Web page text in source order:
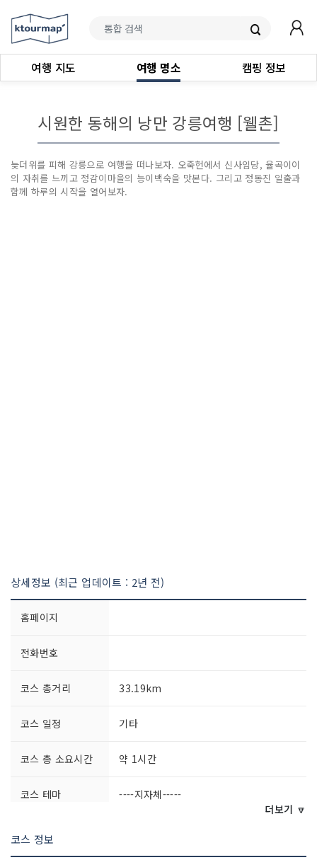
여행 지도 여행 명소 캠핑 정보
시원한 동해의 낭만 강릉여행 [웰촌]
늦더위를 피해 강릉으로 여행을 떠나보자. 오죽헌에서 신사임당, 율곡이이
의 자취를 느끼고 정감이마을의 능이백숙을 맛본다. 그리고 정동진 일출과
함께 하루의 시작을 열어보자.
상세정보 (최근 업데이트 : 2년 전)
홈페이지
전화번호
코스 총거리 33.19km
코스 일정 기타
코스 총 소요시간 약 1시간
코스 테마
----지자체-----
더보기 🔽
코스 정보